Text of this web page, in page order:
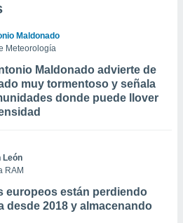
Maldonado
Meteorología
Maldonado advierte de
muy tormentoso y señala
donde puede llover
León
RAM
europeos están perdiendo
desde 2018 y almacenando